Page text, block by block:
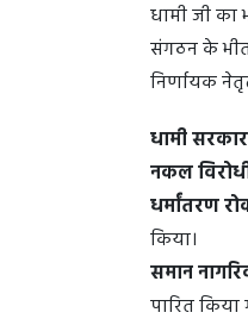
धामी जी
संगठन के
निर्णायक
धामी
नकल
धर्मांतरण
किया।
समान
पारित किया